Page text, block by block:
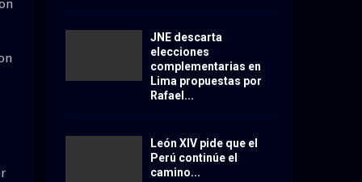
JNE descarta
elecciones
complementarias en
Lima propuestas por
Rafael...
León XIV pide que el
Perú continúe el
camino...